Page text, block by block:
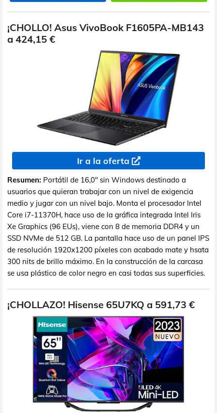
¡CHOLLO! Asus VivoBook F1605PA-MB143
a 424,15 €
Ir a la oferta
Resumen: Portátil de 16,0" sin Windows destinado a
usuarios que quieran trabajar con un nivel de exigencia
medio y jugar con un nivel bajo. Monta el procesador Intel
Core i7-11370H, hace uso de la gráfica integrada Intel Iris
Xe Graphics (96 EUs), viene con 8 de memoria DDR4 y un
SSD NVMe de 512 GB. La pantalla hace uso de un panel IPS
de resolución 1920x1200 píxeles con acabado mate y hsata
300 nits de brillo máximo. En la construcción de la carcasa
se usa plástico de color negro en casi todas sus superficies.
¡CHOLLAZO! Hisense 65U7KQ a 591,73 €